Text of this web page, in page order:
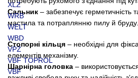
Сальник – забезпечує герметичність
мастила та потраплянню пилу й бруду.
Стопорні кільця – необхідні для
елементів механізму.
Шарнірна головка –
XLZ
WRB
WELT
WBD
VPZ
VBF TOPROL
VBF